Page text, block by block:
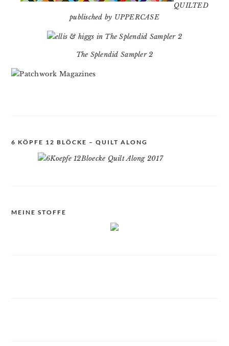
QUILTED
publisched by UPPERCASE
The Splendid Sampler 2
6 KÖPFE 12 BLÖCKE – QUILT ALONG
MEINE STOFFE